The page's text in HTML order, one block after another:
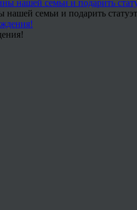
нашей семьи и подарить